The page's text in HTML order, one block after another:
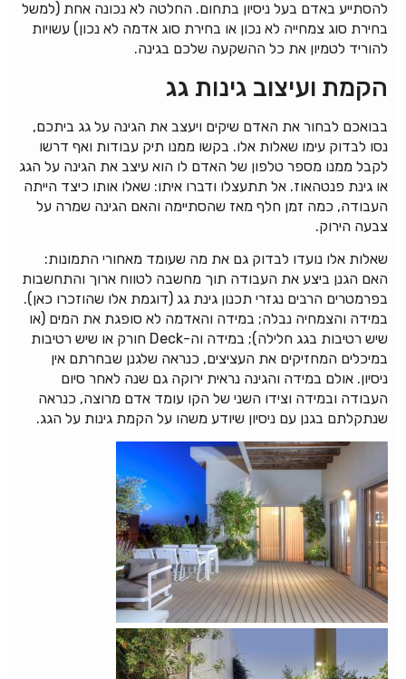
להסתייע באדם בעל ניסיון בתחום. החלטה לא נכונה אחת (למשל
בחירת סוג צמחייה לא נכון או בחירת סוג אדמה לא נכון) עשויות
להוריד לטמיון את כל ההשקעה שלכם בגינה.
הקמת ועיצוב גינות גג
בבואכם לבחור את האדם שיקים ויעצב את הגינה על גג ביתכם,
נסו לבדוק עימו שאלות אלו. בקשו ממנו תיק עבודות ואף דרשו
לקבל ממנו מספר טלפון של האדם לו הוא עיצב את הגינה על הגג
או גינת פנטהאוז. אל תתעצלו ודברו איתו: שאלו אותו כיצד הייתה
העבודה, כמה זמן חלף מאז שהסתיימה והאם הגינה שמרה על
צבעה הירוק.
שאלות אלו נועדו לבדוק גם את מה שעומד מאחורי התמונות:
האם הגנן ביצע את העבודה תוך מחשבה לטווח ארוך והתחשבות
בפרמטרים הרבים נגזרי תכנון גינת גג (דוגמת אלו שהוזכרו כאן).
במידה והצמחיה נבלה; במידה והאדמה לא סופגת את המים (או
שיש רטיבות בגג חלילה); במידה וה-Deck חורק או שיש רטיבות
במיכלים המחזיקים את העציצים, כנראה שלגנן שבחרתם אין
ניסיון. אולם במידה והגינה נראית ירוקה גם שנה לאחר סיום
העבודה ובמידה וצידו השני של הקו עומד אדם מרוצה, כנראה
שנתקלתם בגנן עם ניסיון שיודע משהו על הקמת גינות על הגג.